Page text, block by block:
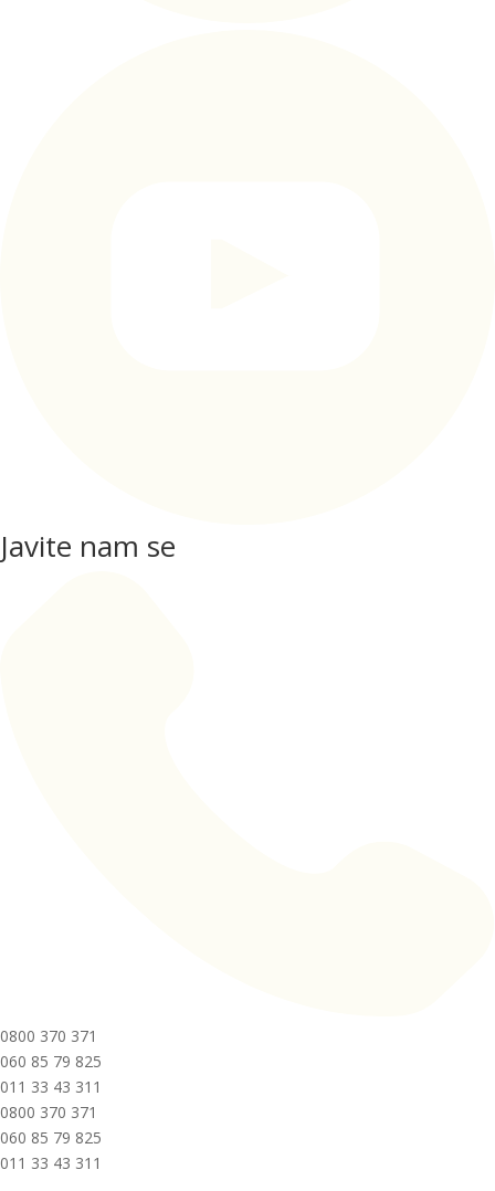
Javite nam se
0800 370 371
060 85 79 825
011 33 43 311
0800 370 371
060 85 79 825
011 33 43 311